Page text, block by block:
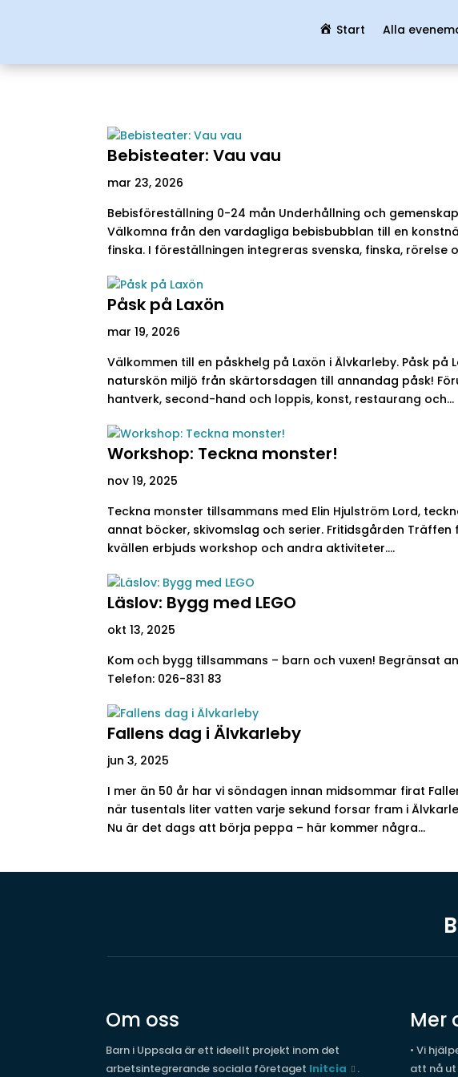
Start Alla
Bebisteater: Vau vau
mar 23, 2026
Bebisföreställning 0-24 mån Underhållning och
Välkomna från den vardagliga bebisbubblan till en
finska. I föreställningen integreras svenska, finska, rörelse
Påsk på Laxön
mar 19, 2026
Välkommen till en påskhelg på Laxön i Älvkarleby. Påsk
naturskön miljö från skärtorsdagen till annandag påsk!
hantverk, second-hand och loppis, konst, restaurang och...
Workshop: Teckna monster!
nov 19, 2025
Teckna monster tillsammans med Elin Hjulström Lord,
annat böcker, skivomslag och serier. Fritidsgården
kvällen erbjuds workshop och andra aktiviteter....
Läslov: Bygg med LEGO
okt 13, 2025
Kom och bygg tillsammans – barn och vuxen! Begränsat
Telefon: 026-831 83
Fallens dag i Älvkarleby
jun 3, 2025
I mer än 50 år har vi söndagen innan midsommar firat
när tusentals liter vatten varje sekund forsar fram i
Nu är det dags att börja peppa – här kommer några...
Om oss
Barn i Uppsala är ett ideellt projekt inom det
arbetsintegrerande sociala företaget Initcia .
Mer
• Vi
att nå ut